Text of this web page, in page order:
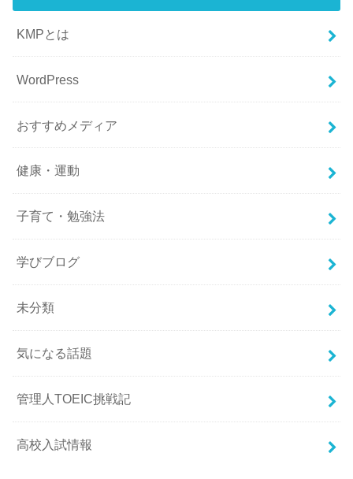
KMPとは
WordPress
おすすめメディア
健康・運動
子育て・勉強法
学びブログ
未分類
気になる話題
管理人TOEIC挑戦記
高校入試情報